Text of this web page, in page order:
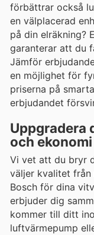
förbättrar också
en välplacerad
på din elräkning?
garanterar att du
Jämför
en möjlighet för
priserna på
erbjudandet
Uppgradera
och ekonomi
Vi vet att du bryr
väljer kvalitet från
Bosch för dina
erbjuder dig
kommer till ditt
luftvärmepump